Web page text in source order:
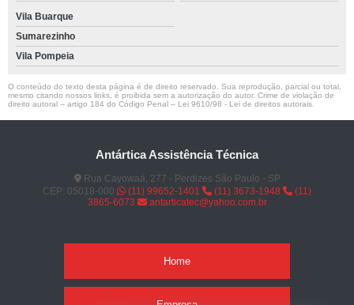
Vila Buarque
Sumarezinho
Vila Pompeia
O conteúdo do texto desta página é de direito reservado. Sua reprodução, parcial ou total,
mesmo citando nossos links, é proibida sem a autorização do autor. Crime de violação de
direito autoral – artigo 184 do Código Penal – Lei 9610/98 - Lei de direitos autorais
Antártica Assistência Técnica
Rua Cayowaá, 277 - Perdizes São Paulo - SP
CEP: 05018-000
(11) 99652-1401 (11) 3673-1948
(11)
3865-6073
antarticatec@yahoo.com.br
Home